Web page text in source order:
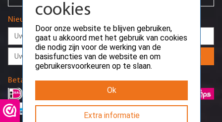
Nieuwsbrief
Betaalmethodes
cookies
Door onze website te blijven gebruiken,
gaat u akkoord met het gebruik van cookies
die nodig zijn voor de werking van de
basisfuncties van de website en om
gebruikersvoorkeuren op te slaan.
Ok
Extra informatie